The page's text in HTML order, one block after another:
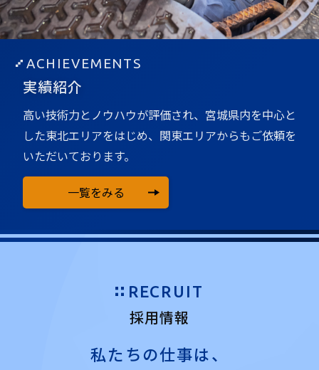
ACHIEVEMENTS
実績紹介
高い技術力とノウハウが評価され、宮城県内を中心と
した東北エリアをはじめ、関東エリアからもご依頼を
いただいております。
一覧をみる
RECRUIT
採用情報
私たちの仕事は、